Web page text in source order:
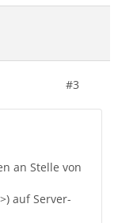
#3
an Stelle von
auf Server-